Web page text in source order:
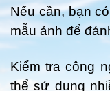
Nếu cần, bạn
mẫu ảnh để
Kiểm tra công
thể sử dụng